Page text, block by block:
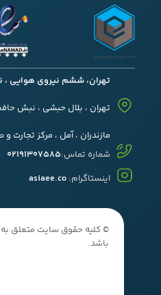
تهران، ششم نیروی هوایی ،
تهران ، بلال حبشی ، نبش
مازندران ، آمل ، مرکز تجارت و
شماره تماس:02191307585
اینستاگرام:
© کلیه حقوق سایت متعلق
باشد.